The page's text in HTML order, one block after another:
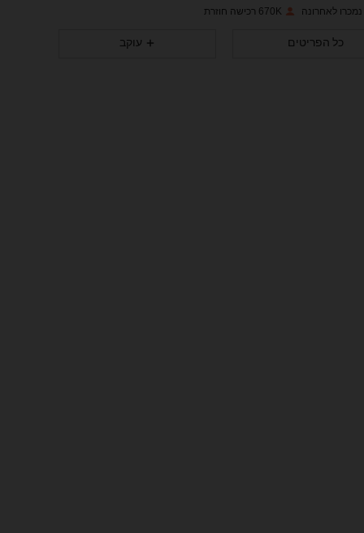
670K רכישה חוזרת
כל הפריטים עוקב